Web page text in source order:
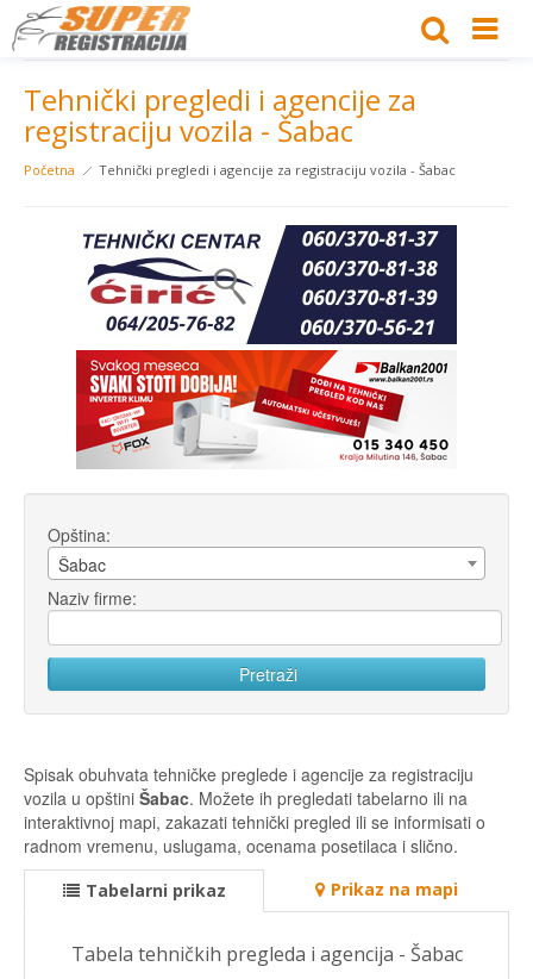
Tehnički pregledi i agencije za
registraciju vozila - Šabac
Početna Tehnički pregledi i agencije za registraciju vozila - Šabac
Opština:
Šabac
Naziv firme:
Spisak obuhvata tehničke preglede i agencije za registraciju
vozila u opštini Šabac. Možete ih pregledati tabelarno ili na
interaktivnoj mapi, zakazati tehnički pregled ili se informisati o
radnom vremenu, uslugama, ocenama posetilaca i slično.
Tabelarni prikaz Prikaz na mapi
Tabela tehničkih pregleda i agencija - Šabac